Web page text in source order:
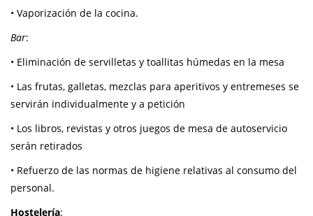
• Vaporización de la cocina.
Bar:
• Eliminación de servilletas y toallitas húmedas en la mesa
• Las frutas, galletas, mezclas para aperitivos y entremeses se
servirán individualmente y a petición
• Los libros, revistas y otros juegos de mesa de autoservicio
serán retirados
• Refuerzo de las normas de higiene relativas al consumo del
personal.
Hostelería: